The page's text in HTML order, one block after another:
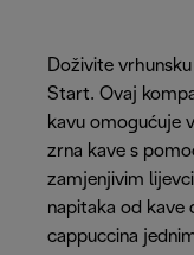
Doživite
Start. Ovaj
kavu omogućuje
zrna kave s
zamjenjivim
napitaka od
cappuccina